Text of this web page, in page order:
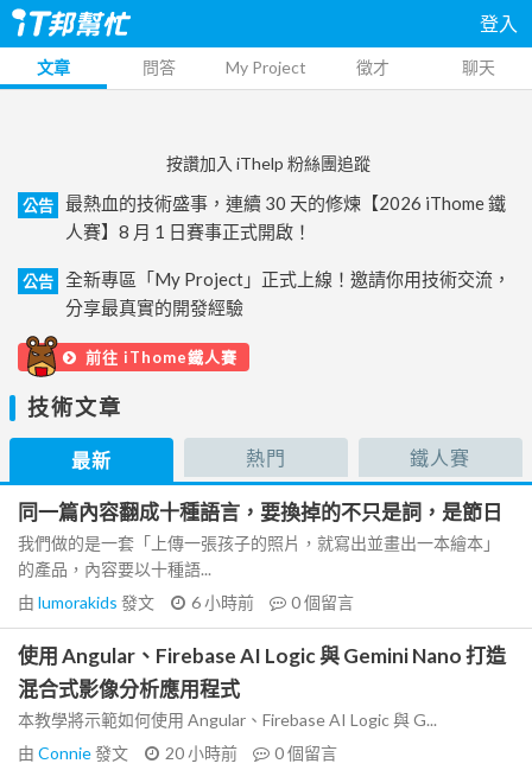
登入
文章 問答 My Project 徵才 聊天
按讚加入 iThelp 粉絲團追蹤
公告
最熱血的技術盛事，連續 30 天的修煉【2026 iThome 鐵
人賽】8 月 1 日賽事正式開啟！
公告
全新專區「My Project」正式上線！邀請你用技術交流，
分享最真實的開發經驗
前往 iThome鐵人賽
技術文章
最新 熱門 鐵人賽
同一篇內容翻成十種語言，要換掉的不只是詞，是節日
我們做的是一套「上傳一張孩子的照片，就寫出並畫出一本繪本」
的產品，內容要以十種語...
由 lumorakids 發文 6 小時前 0個留言
使用 Angular、Firebase AI Logic 與 Gemini Nano 打造
混合式影像分析應用程式
本教學將示範如何使用 Angular、Firebase AI Logic 與 G...
由 Connie發文 20 小時前 0個留言